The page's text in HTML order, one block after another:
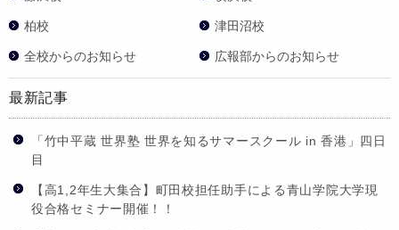
柏校 津田沼校
全校からのお知らせ 広報部からのお知らせ
最新記事
「竹中平蔵 世界塾 世界を知るサマースクール in 香港」四日
目
【高1,2年生大集合】町田校担任助手による青山学院大学現
役合格セミナー開催！！